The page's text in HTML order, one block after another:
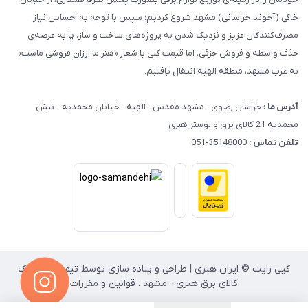
خاکی (آخوند خراسانی) مشهد شروع کردیم؛ سپس با توجه به احساس نیاز
مصرف‌کنندگان عزیز و نزدیک شدن به پروژه‌های ساخت و ساز، پا به عرصه‌ی
حذف واسطه و فروش جزئی، اما قیمت کلی با شعار «هنر ما ارزان فروشی ماست»
به غرب مشهد، منطقه الهیه انتقال یافتیم.
آدرس ما : خراسان رضوی - مشهد مقدس - الهیه - خیابان محمدیه - نبش
محمدیه 21 کالای برق و لوستر هنری
تلفن تماس :
کپی رایت © ایران هنری | طراحی و پیاده سازی توسط تیم انفورماتیک
کالای برق هنری - مشهد . قوانین و مقررات